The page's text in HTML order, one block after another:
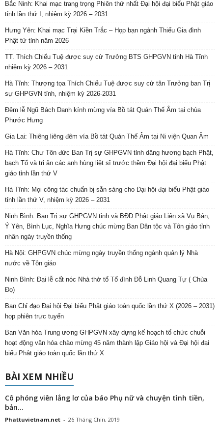
Bắc Ninh: Khai mạc trang trọng Phiên thứ nhất Đại hội đại biểu Phật giáo
tỉnh lần thứ I, nhiệm kỳ 2026 – 2031
Hưng Yên: Khai mạc Trại Kiền Trắc – Họp bạn ngành Thiếu Gia đình
Phật tử tỉnh năm 2026
TT. Thích Chiếu Tuệ được suy cử Trưởng BTS GHPGVN tỉnh Hà Tĩnh
nhiệm kỳ 2026 – 2031
Hà Tĩnh: Thượng tọa Thích Chiếu Tuệ được suy cử tân Trưởng ban Trị
sự GHPGVN tỉnh, nhiệm kỳ 2026-2031
Đêm lễ Ngũ Bách Danh kính mừng vía Bồ tát Quán Thế Âm tại chùa
Phước Hưng
Gia Lai: Thiêng liêng đêm vía Bồ tát Quán Thế Âm tại Ni viện Quan Âm
Hà Tĩnh: Chư Tôn đức Ban Trị sự GHPGVN tỉnh dâng hương bạch Phật,
bạch Tổ và tri ân các anh hùng liệt sĩ trước thềm Đại hội đại biểu Phật
giáo tỉnh lần thứ V
Hà Tĩnh: Mọi công tác chuẩn bị sẵn sàng cho Đại hội đại biểu Phật giáo
tỉnh lần thứ V, nhiệm kỳ 2026 – 2031
Ninh Bình: Ban Trị sự GHPGVN tỉnh và BĐD Phật giáo Liên xã Vụ Bản,
Ý Yên, Bình Lục, Nghĩa Hưng chúc mừng Ban Dân tộc và Tôn giáo tỉnh
nhân ngày truyền thống
Hà Nội: GHPGVN chúc mừng ngày truyền thống ngành quản lý Nhà
nước về Tôn giáo
Ninh Bình: Đại lễ cất nóc Nhà thờ tổ Tổ đình Đỗ Linh Quang Tự ( Chùa
Đọ)
Ban Chỉ đạo Đại hội Đại biểu Phật giáo toàn quốc lần thứ X (2026 – 2031)
họp phiên trực tuyến
Ban Văn hóa Trung ương GHPGVN xây dựng kế hoạch tổ chức chuỗi
hoạt động văn hóa chào mừng 45 năm thành lập Giáo hội và Đại hội đại
biểu Phật giáo toàn quốc lần thứ X
BÀI XEM NHIỀU
Cô phóng viên lẳng lơ của báo Phụ nữ và chuyện tình tiền,
bản...
Phattuvietnam.net - 26 Tháng Chín, 2019